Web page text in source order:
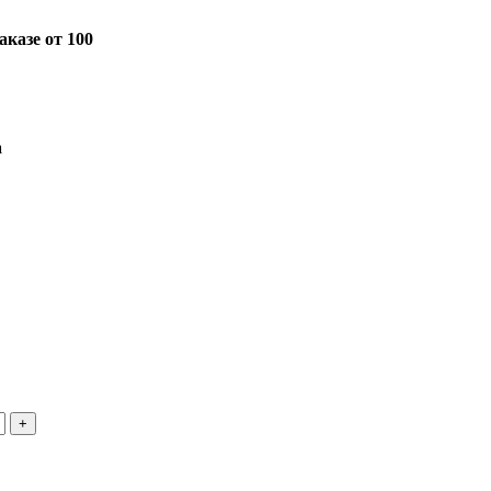
от 100